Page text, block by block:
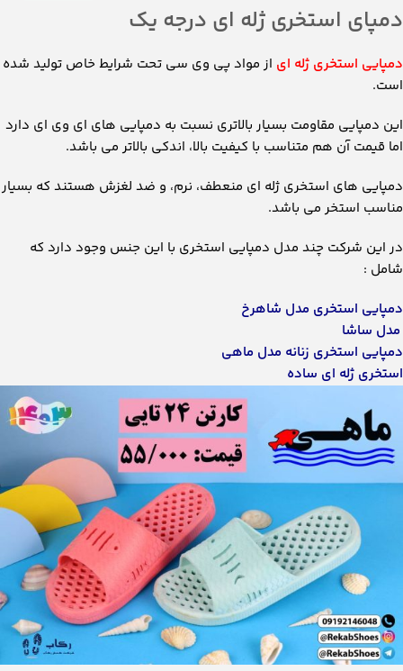
دمپای استخری ژله ای درجه یک
دمپایی استخری ژله ای از مواد پی وی سی تحت شرایط خاص تولید شده
است.
این دمپایی مقاومت بسیار بالاتری نسبت به دمپایی های ای وی ای دارد
اما قیمت آن هم متناسب با کیفیت بالا، اندکی بالاتر می باشد.
دمپایی های استخری ژله ای منعطف، نرم، و ضد لغزش هستند که بسیار
مناسب استخر می باشد.
در این شرکت چند مدل دمپایی استخری با این جنس وجود دارد که
شامل :
دمپایی استخری مدل شاهرخ
مدل ساشا
دمپایی استخری زنانه مدل ماهی
استخری ژله ای ساده